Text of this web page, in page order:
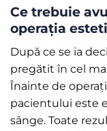
Ce trebuie
operația
După ce se ia
pregătit în cel
Înainte de
pacientului este
sânge. Toate